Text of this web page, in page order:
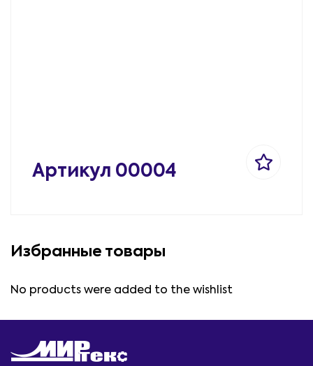
Артикул 00004
Избранные товары
No products were added to the wishlist